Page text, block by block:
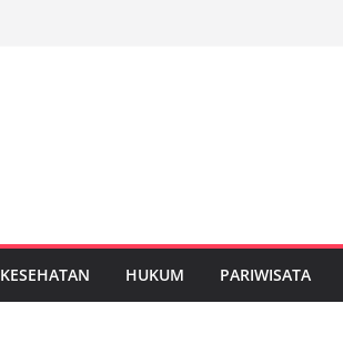
KESEHATAN HUKUM PARIWISATA